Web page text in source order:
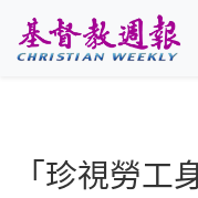
「珍視勞工